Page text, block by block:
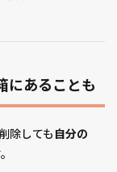
あることも
除しても 自分の